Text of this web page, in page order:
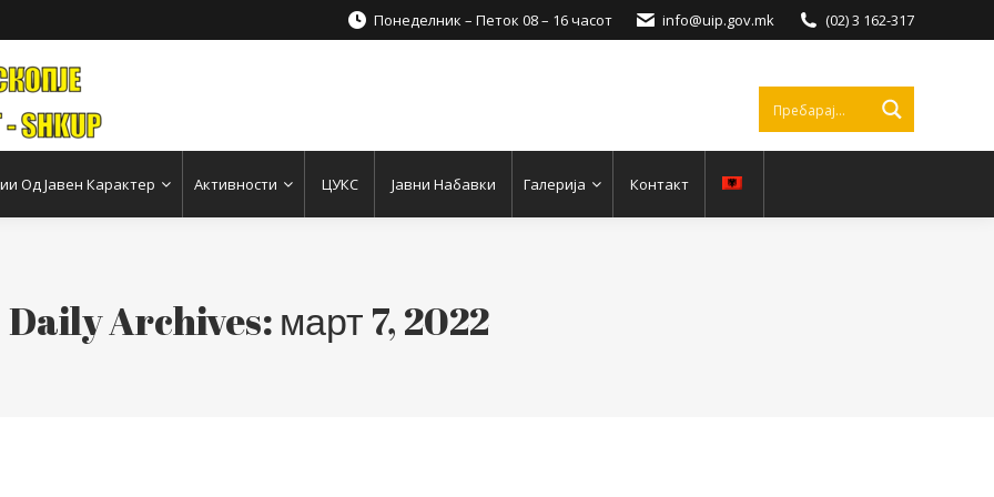
Понеделник – Петок 08 – 16 часот info@uip.gov.mk (02) 3 162-317
Од Јавен Карактер Активности ЦУКС Јавни Набавки Галерија Контакт
Daily Archives:март 7, 2022